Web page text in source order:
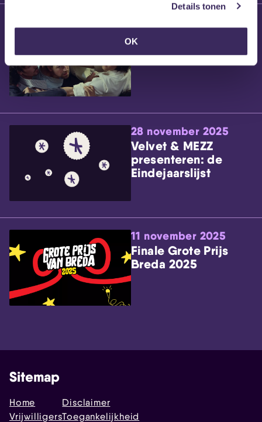
Details tonen
OKWillem’s Blog: Ão
28 november 2025
Velvet & MEZZ
presenteren: de
Eindejaarslijst
11 november 2025
Finale Grote Prijs
Breda 2025
Sitemap
Home
Vrijwilligers
Disclaimer
Toegankelijkheid